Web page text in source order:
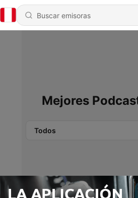
Mejores
Todos
No se encontraron